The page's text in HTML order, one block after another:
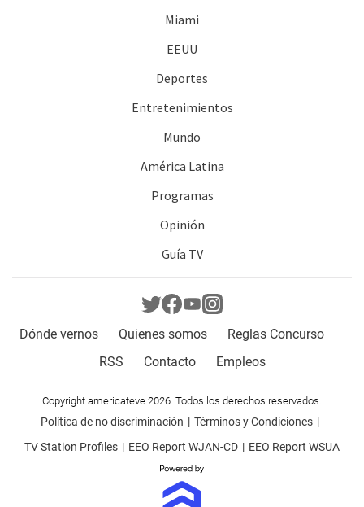
Miami
EEUU
Deportes
Entretenimientos
Mundo
América Latina
Programas
Opinión
Guía TV
Dónde vernos Quienes somos
Reglas Concurso
RSS
Contacto Empleos
Copyright americateve 2026. Todos los derechos reservados.
Política de no discriminación
Términos y Condiciones
TV Station Profiles
EEO Report WJAN-CD EEO Report WSUA